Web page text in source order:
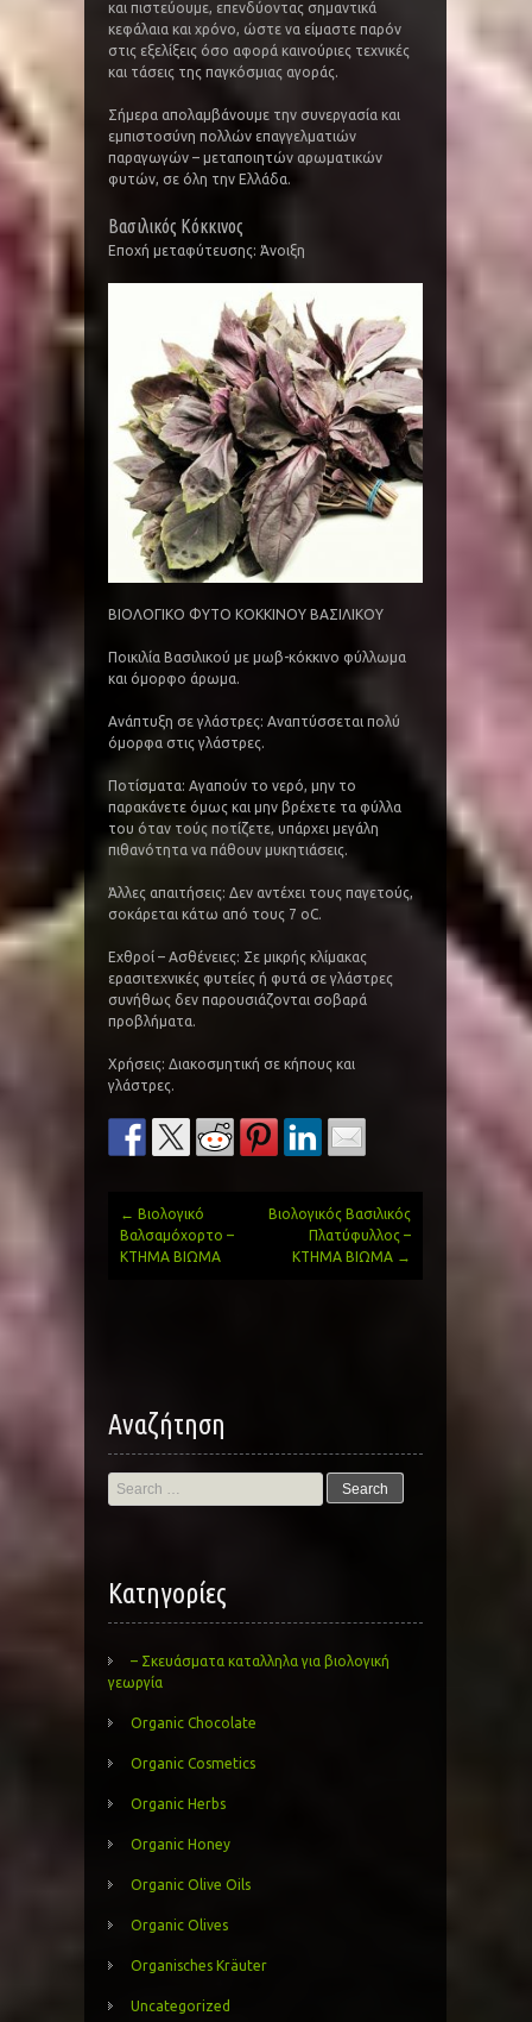
και πιστεύουμε, επενδύοντας σημαντικά
κεφάλαια και χρόνο, ώστε να είμαστε παρόν
στις εξελίξεις όσο αφορά καινούριες τεχνικές
και τάσεις της παγκόσμιας αγοράς.
Σήμερα απολαμβάνουμε την συνεργασία και
εμπιστοσύνη πολλών επαγγελματιών
παραγωγών – μεταποιητών αρωματικών
φυτών, σε όλη την Ελλάδα.
Βασιλικός Κόκκινος
Εποχή μεταφύτευσης: Άνοιξη
ΒΙΟΛΟΓΙΚΟ ΦΥΤΟ ΚΟΚΚΙΝΟΥ ΒΑΣΙΛΙΚΟΥ
Ποικιλία Βασιλικού με μωβ-κόκκινο φύλλωμα
και όμορφο άρωμα.
Ανάπτυξη σε γλάστρες: Αναπτύσσεται πολύ
όμορφα στις γλάστρες.
Ποτίσματα: Αγαπούν το νερό, μην το
παρακάνετε όμως και μην βρέχετε τα φύλλα
του όταν τούς ποτίζετε, υπάρχει μεγάλη
πιθανότητα να πάθουν μυκητιάσεις.
Άλλες απαιτήσεις: Δεν αντέχει τους παγετούς,
σοκάρεται κάτω από τους 7 οC.
Εχθροί – Ασθένειες: Σε μικρής κλίμακας
ερασιτεχνικές φυτείες ή φυτά σε γλάστρες
συνήθως δεν παρουσιάζονται σοβαρά
προβλήματα.
Χρήσεις: Διακοσμητική σε κήπους και
γλάστρες.
Post
← Βιολογικό
Βαλσαμόχορτο –
ΚΤΗΜΑ ΒΙΩΜΑ
Βιολογικός Βασιλικός
Πλατύφυλλος –
ΚΤΗΜΑ ΒΙΩΜΑ →
Αναζήτηση
Search
for:
Kατηγορίες
– Σκευάσματα καταλληλα για βιολογική
γεωργία
Organic Chocolate
Organic Cosmetics
Organic Herbs
Organic Honey
Organic Olive Oils
Organic Olives
Organisches Kräuter
Uncategorized